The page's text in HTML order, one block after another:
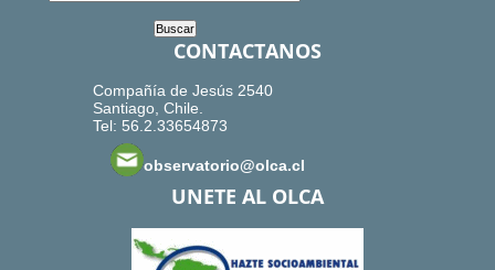
CONTACTANOS
Compañía de Jesús 2540
Santiago, Chile.
Tel: 56.2.33654873
observatorio@olca.cl
UNETE AL OLCA